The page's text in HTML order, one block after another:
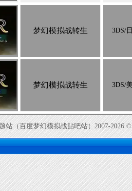
梦幻模拟战转生 3DS/
梦幻模拟战转生 3DS/
站（百度梦幻模拟战贴吧站）2007-2026